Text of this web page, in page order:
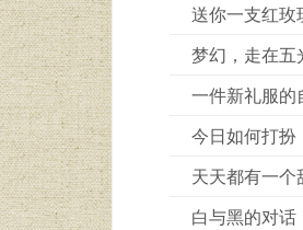
送你一支红玫
梦幻，走在五
一件新礼服的
今日如何打扮
天天都有一
白与黑的对话